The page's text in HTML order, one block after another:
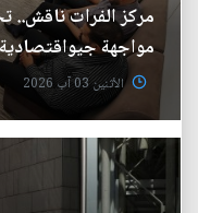
مركز الفرات ناقش..
مواجهة جيواقتصادية
الأثنين 03 آب 2026